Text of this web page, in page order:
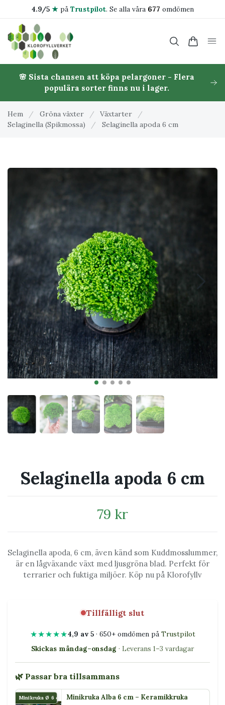
4.9/5 ★på Trustpilot. Se alla våra 677 omdömen
🌸 Sista chansen att köpa pelargoner - Flera
populära sorter finns nu i lager.
Hem / Gröna växter / Växtarter
/
Selaginella (Spikmossa)
/ Selaginella apoda 6 cm
Selaginella apoda 6 cm
79 kr
Selaginella apoda, 6 cm, även känd som Kuddmosslummer,
är en lågväxande växt med ljusgröna blad. Perfekt för
terrarier och fuktiga miljöer. Köp nu på Klorofyllv
Tillfälligt slut
★★★★★4,9 av 5· 650+ omdömen på Trustpilot
Skickas måndag–onsdag · Leverans 1–3 vardagar
🌿 Passar bra tillsammans
Minikruka Ø 6 cm AlbaMinikruka Alba 6 cm – Keramikkruka